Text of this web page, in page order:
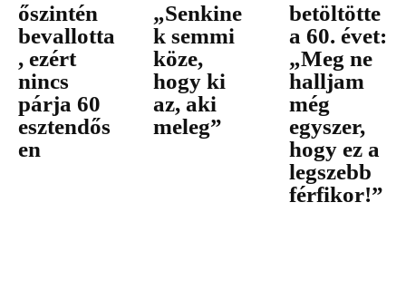
őszintén
bevallotta
, ezért
nincs
párja 60
esztendős
en
„Senkine
k semmi
köze,
hogy ki
az, aki
meleg”
betöltötte
a 60. évet:
„Meg ne
halljam
még
egyszer,
hogy ez a
legszebb
férfikor!”